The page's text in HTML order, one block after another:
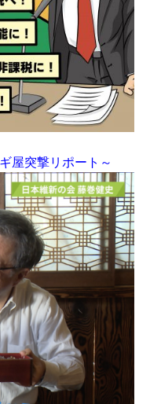
屋突撃リポート～